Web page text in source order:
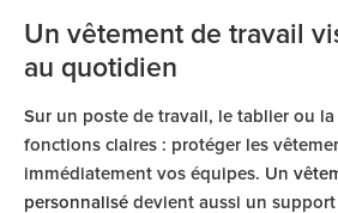
Un vêtement de travail
au quotidien
Sur un poste de travail, le tablier ou
fonctions claires : protéger les
immédiatement vos équipes. Un
personnalisé devient aussi un